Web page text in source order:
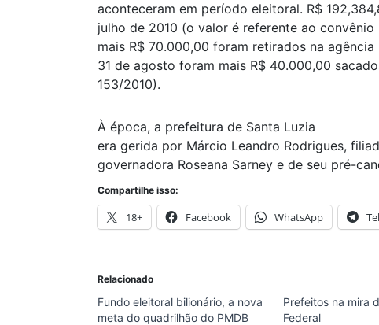
aconteceram em período eleitoral. R$
julho de 2010 (o valor é referente ao convênio
mais R$ 70.000,00 foram retirados na
31 de agosto foram mais R$ 40.000,00
153/2010).
À época, a prefeitura de Santa Luzia
era gerida por Márcio Leandro Rodrigues,
governadora Roseana Sarney e de seu pré-
Compartilhe isso:
18+ Facebook WhatsApp
Relacionado
Fundo eleitoral bilionário, a nova
meta do quadrilhão do PMDB
Prefeitos na mira
Federal